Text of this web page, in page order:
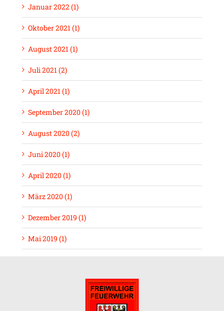
Januar 2022 (1)
Oktober 2021 (1)
August 2021 (1)
Juli 2021 (2)
April 2021 (1)
September 2020 (1)
August 2020 (2)
Juni 2020 (1)
April 2020 (1)
März 2020 (1)
Dezember 2019 (1)
Mai 2019 (1)